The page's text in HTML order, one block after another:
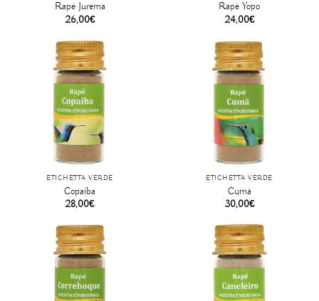
Rapé Jurema
26,00€
Rapé Yopo
24,00€
ETICHETTA VERDE
Copaíba
28,00€
ETICHETTA VERDE
Cumá
30,00€